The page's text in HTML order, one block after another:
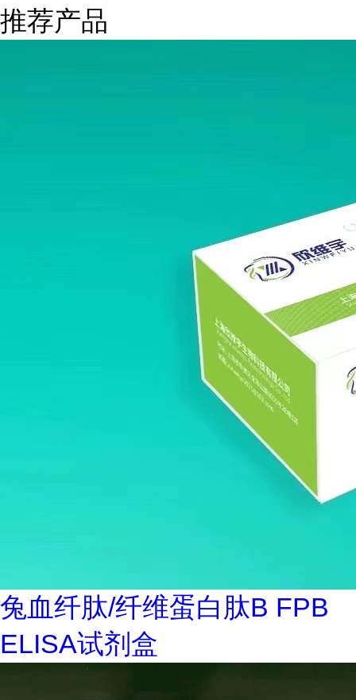
推荐产品
兔血纤肽/纤维蛋白肽B FPB
ELISA试剂盒